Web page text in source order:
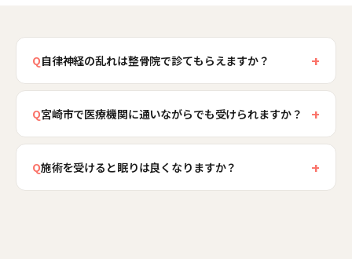
Q自律神経の乱れは整骨院で診てもらえますか？ +
整骨院は自律神経失調症そのものを治療する場で
はありませんが、身体の面から、首肩の緊張をゆ
るめ、姿勢や呼吸を整えて、身体が休息モードに
はできます。当院では首・肩・背骨・呼吸の状態
を確認し、緊張を和らげる施術とセルフケアをご
Q宮崎市で医療機関に通いながらでも受けられますか？ +
はい、京塚周辺でも医療機関で治療を受けなが
ら、身体の緊張をゆるめる目的で来院される方が
いらっしゃいます。当院のケアは医療機関での診
Q施術を受けると眠りは良くなりますか？ +